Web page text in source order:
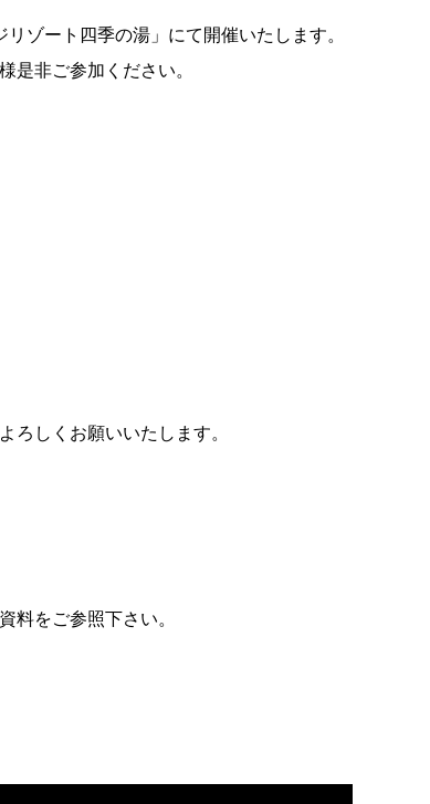
ゾート四季の湯」にて開催いたします。
是非ご参加ください。
ろしくお願いいたします。
料をご参照下さい。